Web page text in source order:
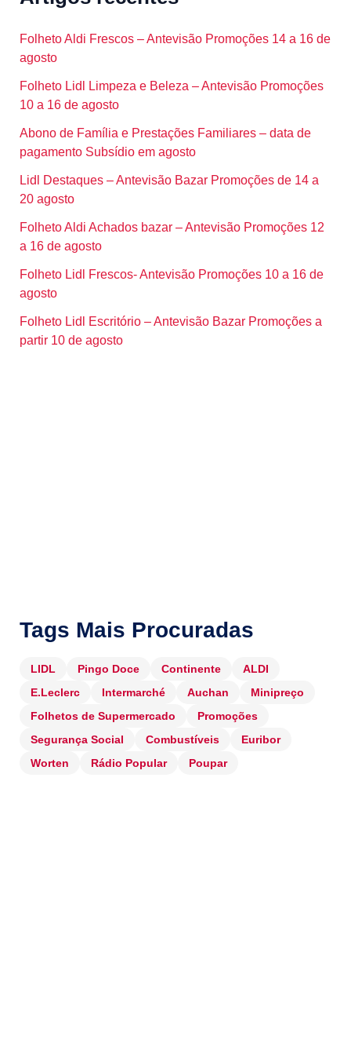
Folheto Aldi Frescos – Antevisão Promoções 14 a 16 de
agosto
Folheto Lidl Limpeza e Beleza – Antevisão Promoções
10 a 16 de agosto
Abono de Família e Prestações Familiares – data de
pagamento Subsídio em agosto
Lidl Destaques – Antevisão Bazar Promoções de 14 a
20 agosto
Folheto Aldi Achados bazar – Antevisão Promoções 12
a 16 de agosto
Folheto Lidl Frescos- Antevisão Promoções 10 a 16 de
agosto
Folheto Lidl Escritório – Antevisão Bazar Promoções a
partir 10 de agosto
Tags Mais Procuradas
LIDL Pingo Doce Continente
ALDI
E.Leclerc
Intermarché Auchan
Minipreço
Folhetos de Supermercado
Promoções
Segurança Social
Combustíveis
Euribor
Worten
Rádio Popular Poupar